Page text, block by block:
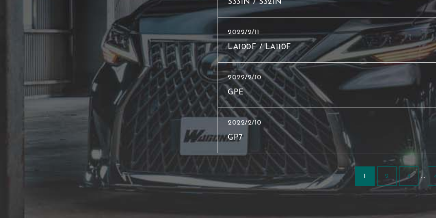
S331N / S321N
2022/2/11
LA100F / LA110F
2022/2/10
GPE
2022/2/10
GP7
1 2 3 …